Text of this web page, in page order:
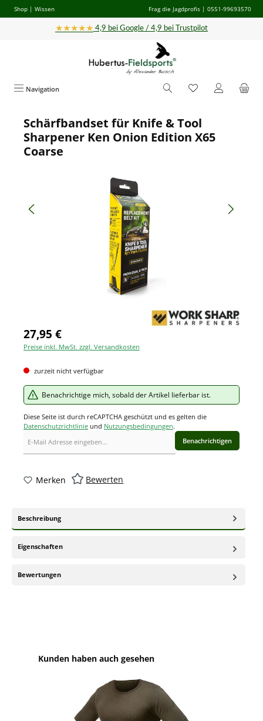
Zum Hauptinhalt springen
Shop | Wissen Frag die Jagdprofis | 0551-99693570
★★★★★ 4,9 bei Google / 4,9 bei Trustpilot
Navigation
Bildergalerie überspringen
Schärfbandset für Knife & Tool
Sharpener Ken Onion Edition X65
Coarse
27,95 €
Preise inkl. MwSt. zzgl. Versandkosten
zurzeit nicht verfügbar
Benachrichtige mich, sobald der Artikel lieferbar ist.
Diese Seite ist durch reCAPTCHA geschützt und es gelten die
Datenschutzrichtlinie und Nutzungsbedingungen.
Benachrichtigen
Merken Bewerten
Beschreibung
Eigenschaften
Bewertungen
Produktgalerie überspringen
Kunden haben auch gesehen